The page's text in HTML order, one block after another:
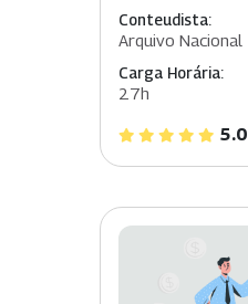
Conteudista:
Arquivo Nacional
Carga Horária:
27h
5.0